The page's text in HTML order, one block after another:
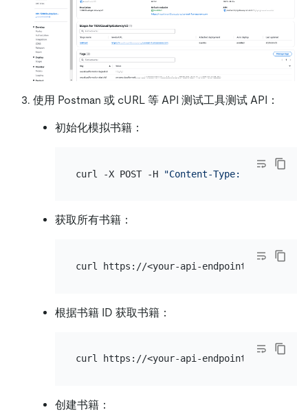
使用 Postman 或 cURL 等 API 测试工具测试 API：
初始化模拟书籍：
curl -X POST -H "Content-Type:
获取所有书籍：
根据书籍 ID 获取书籍：
创建书籍：